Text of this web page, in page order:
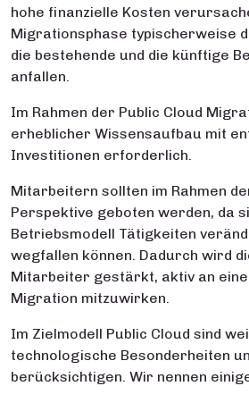
hohe finanzielle Kosten
Migrationsphase typischerweise
die bestehende und die künftige
anfallen.
Im Rahmen der Public Cloud
erheblicher Wissensaufbau mit
Investitionen erforderlich.
Mitarbeitern sollten im Rahmen
Perspektive geboten werden, da
Betriebsmodell Tätigkeiten
wegfallen können. Dadurch wird
Mitarbeiter gestärkt, aktiv an
Migration mitzuwirken.
Im Zielmodell Public Cloud sind
technologische Besonderheiten
berücksichtigen. Wir nennen